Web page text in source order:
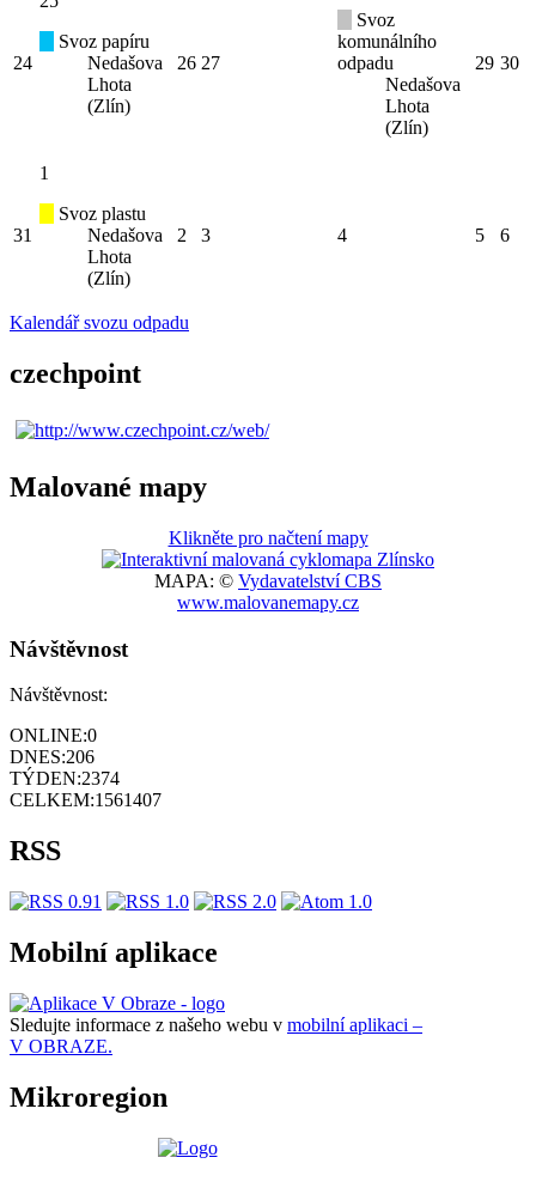
24
Svoz papíru
Nedašova
Lhota
(Zlín)
26 27
Svoz
komunálního
odpadu
Nedašova
Lhota
(Zlín)
29 30
31
1
Svoz plastu
Nedašova
Lhota
(Zlín)
2 3 4 5 6
Kalendář svozu odpadu
czechpoint
Malované mapy
Klikněte pro načtení mapy
MAPA: © Vydavatelství CBS
www.malovanemapy.cz
Návštěvnost
Návštěvnost:
ONLINE:0
DNES:206
TÝDEN:2374
CELKEM:1561407
RSS
Mobilní aplikace
Sledujte informace z našeho webu v mobilní aplikaci –
V OBRAZE.
Mikroregion